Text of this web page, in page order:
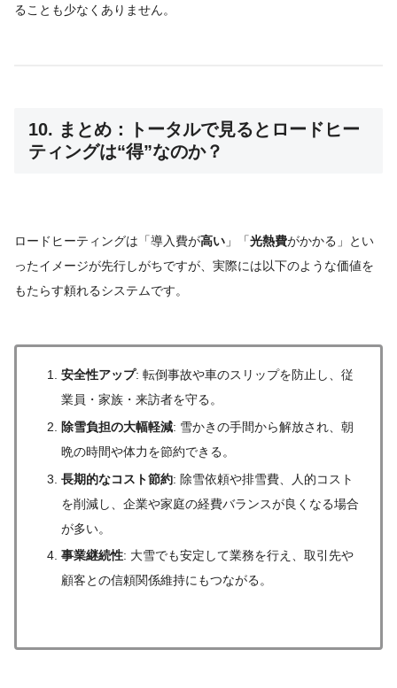
ることも少なくありません。
10. まとめ：トータルで見るとロードヒー
ティングは“得”なのか？
ロードヒーティングは「導入費が高い 」「光熱費がかかる」とい
ったイメージが先行しがちですが、実際には以下のような価値を
もたらす頼れるシステムです。
安全性アップ: 転倒事故や車のスリップを防止し、従
業員・家族・来訪者を守る。
除雪負担の大幅軽減: 雪かきの手間から解放され、朝
晩の時間や体力を節約できる。
長期的なコスト節約: 除雪依頼や排雪費、人的コスト
を削減し、企業や家庭の経費バランスが良くなる場合
が多い。
事業継続性: 大雪でも安定して業務を行え、取引先や
顧客との信頼関係維持にもつながる。